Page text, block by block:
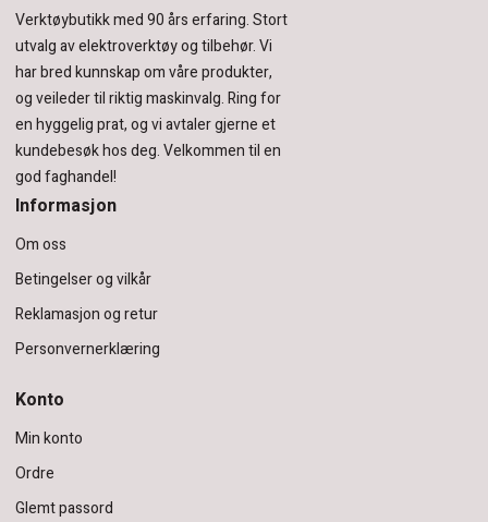
Verktøybutikk med 90 års erfaring.Stort
utvalg av elektroverktøy og tilbehør.Vi
har bred kunnskap om våre produkter,
og veileder til riktig maskinvalg. Ring for
en hyggelig prat, og vi avtaler gjerne et
kundebesøk hos deg.Velkommen til en
god faghandel!
Informasjon
Om oss
Betingelser og vilkår
Reklamasjon og retur
Personvernerklæring
Konto
Min konto
Ordre
Glemt passord